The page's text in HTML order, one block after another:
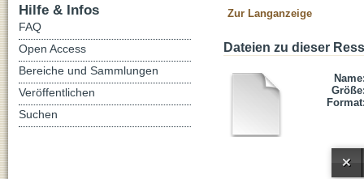
Zur Langanzeige
Dateien zu dieser
Hilfe & Infos
FAQ
Open Access
Bereiche und Sammlungen
Veröffentlichen
Suchen